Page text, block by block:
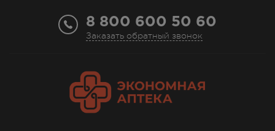
8 800 600 50 60
Заказать обратный звонок